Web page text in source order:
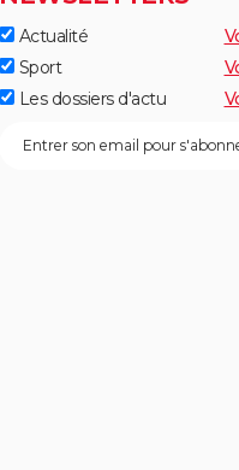
Actualité
Sport
Les dossiers d'actu